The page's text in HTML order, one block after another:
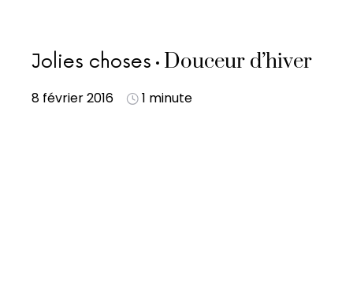
Jolies choses Douceur d’hiver
8 février 2016 1 minute